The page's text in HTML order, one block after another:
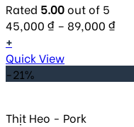
Rated 5.00out of 5
45,000 ₫ – 89,000 ₫
+
Quick View
-21%
Thịt Heo - Pork